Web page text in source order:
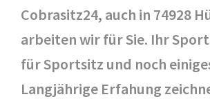
Cobrasitz24, auch in 74928
arbeiten wir für Sie. Ihr
für Sportsitz und noch
Langjährige Erfahung